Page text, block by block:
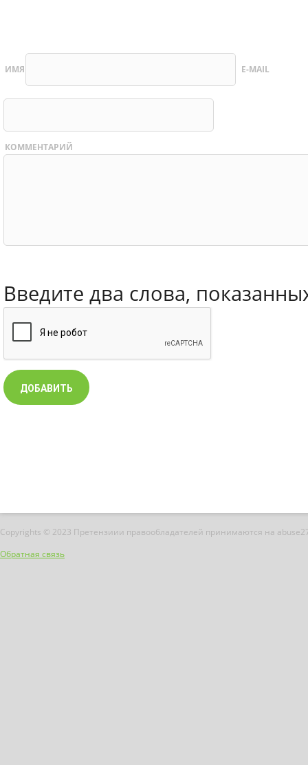
ИМЯ E-MAIL
КОММЕНТАРИЙ
Введите два слова,
Copyrights © 2023 Претензиии правообладателей принимаются на
Обратная связь